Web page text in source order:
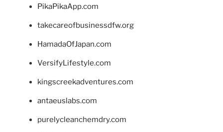
PikaPikaApp.com
takecareofbusinessdfw.org
HamadaOfJapan.com
VersifyLifestyle.com
kingscreekadventures.com
antaeuslabs.com
purelycleanchemdry.com